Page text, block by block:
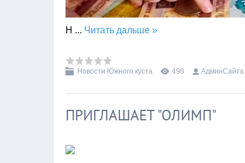
Н ... Читать дальше »
Новости Южного куста 498 АдминСайта
ПРИГЛАШАЕТ "ОЛИМП"